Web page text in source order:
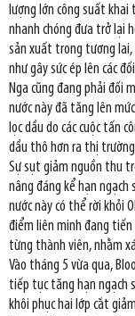
lượng lớn công suất
nhanh chóng đưa trở lại
sản xuất trong tương lai,
như gây sức ép lên các
Nga cũng đang phải đối
nước này đã tăng lên
lọc dầu do các cuộc tấn
dầu thô hơn ra thị
Sự sụt giảm nguồn thu
nâng đáng kể hạn ngạch
nước này có thể rời khỏi
điểm liên minh đang
từng thành viên, nhằm
Vào tháng 5 vừa qua,
tiếp tục tăng hạn ngạch
khôi phục hai lớp cắt